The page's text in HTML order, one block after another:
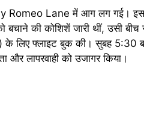
Romeo Lane में आग लग गई।
की कोशिशें जारी थीं, उसी बीच
लिए फ्लाइट बुक की। सुबह 5:30
लापरवाही को उजागर किया।